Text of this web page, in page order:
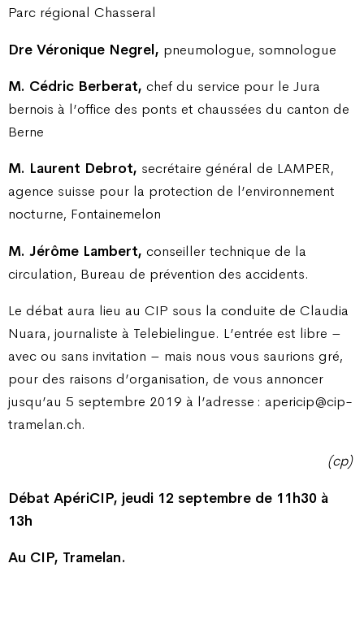
Parc régional Chasseral
Dre Véronique Negrel, pneumologue, somnologue
M. Cédric Berberat, chef du service pour le Jura
bernois à l’office des ponts et chaussées du canton de
Berne
M. Laurent Debrot, secrétaire général de LAMPER,
agence suisse pour la protection de l’environnement
nocturne, Fontainemelon
M. Jérôme Lambert, conseiller technique de la
circulation, Bureau de prévention des accidents.
Le débat aura lieu au CIP sous la conduite de Claudia
Nuara, journaliste à Telebielingue. L’entrée est libre –
avec ou sans invitation – mais nous vous saurions gré,
pour des raisons d’organisation, de vous annoncer
jusqu’au 5 septembre 2019 à l’adresse : apericip@cip-
tramelan.ch.
(cp)
Débat ApériCIP, jeudi 12 septembre de 11h30 à
13h
Au CIP, Tramelan.